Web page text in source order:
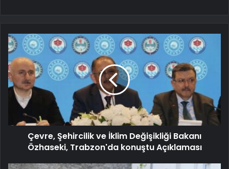
Çevre, Şehircilik ve İklim Değişikliği Bakanı
Özhaseki, Trabzon'da konuştu Açıklaması